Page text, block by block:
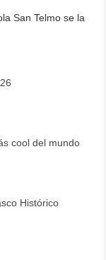
San Telmo se la
cool del mundo
Histórico